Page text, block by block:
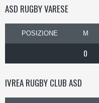
ASD RUGBY VARESE
POSIZIONE M
0
IVREA RUGBY CLUB ASD